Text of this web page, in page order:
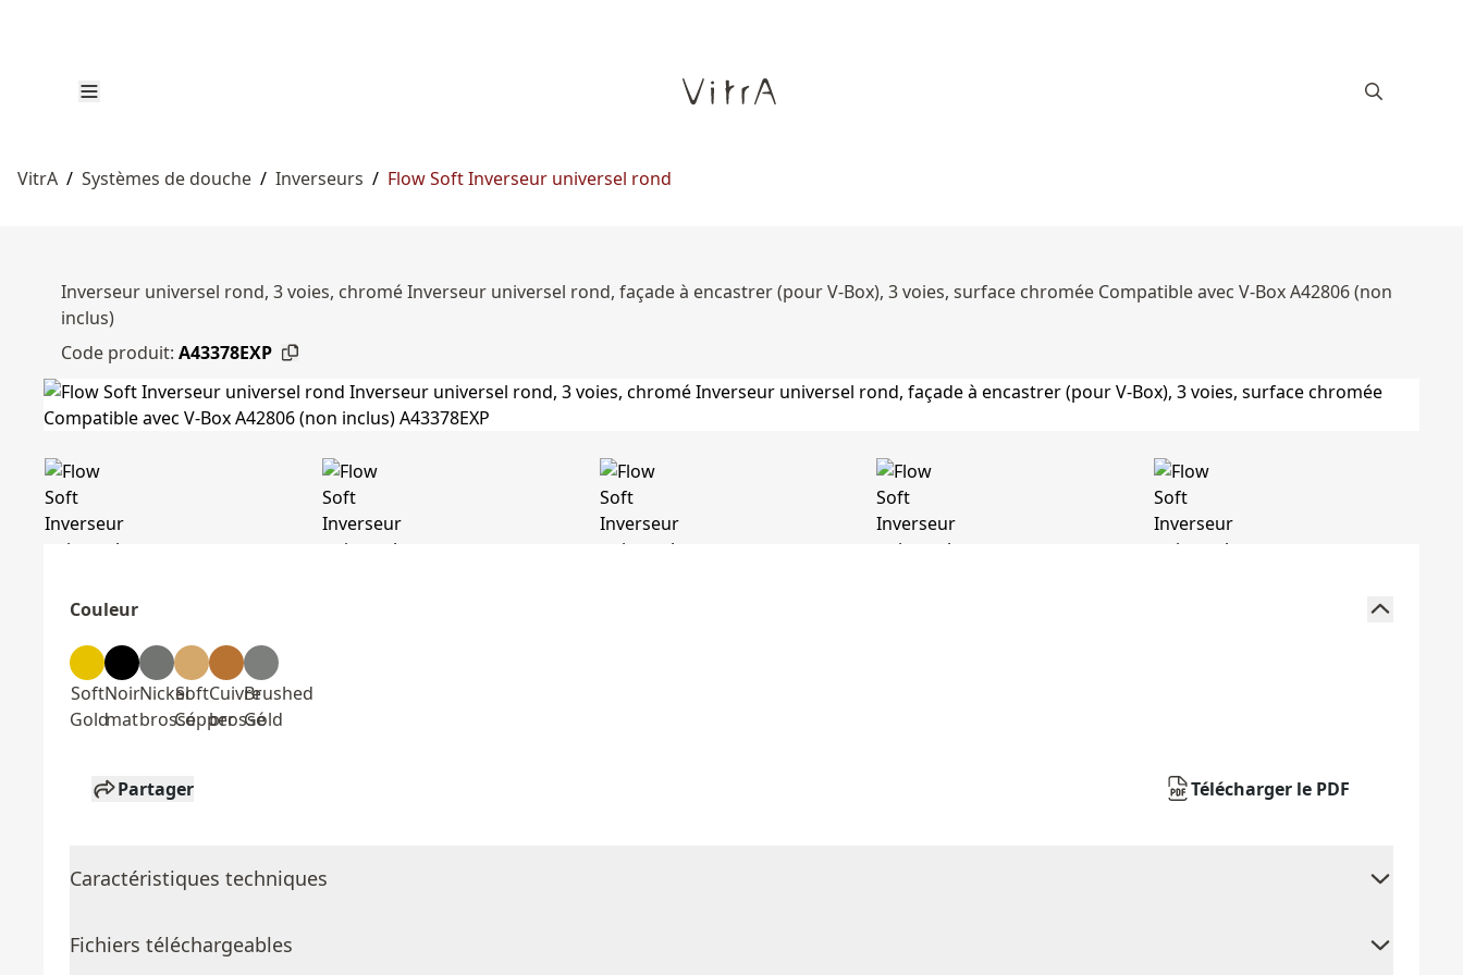
VitrA / Systèmes de douche / Inverseurs / Flow Soft Inverseur universel rond
Inverseur universel rond, 3 voies, chromé Inverseur universel rond, façade à encastrer (pour V-Box), 3 voies, surface chromée Compatible avec V-Box A42806 (non
inclus)
Code produit: A43378EXP
Couleur
Soft
Gold
Noir
mat
Nickel
brossé
Soft
Copper
Cuivre
brossé
Brushed
Gold
Partager Télécharger le PDF
Caractéristiques techniques
Fichiers téléchargeables